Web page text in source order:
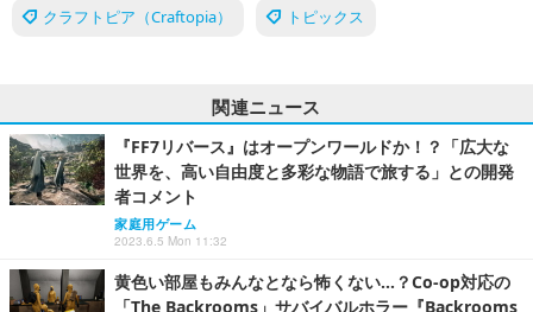
クラフトピア（Craftopia） トピックス
関連ニュース
『FF7リバース』はオープンワールドか！？「広大な
世界を、高い自由度と多彩な物語で旅する」との開発
者コメント
家庭用ゲーム
2023.6.5 Mon 11:32
黄色い部屋もみんなとなら怖くない…？Co-op対応の
「The Backrooms」サバイバルホラー『Backrooms